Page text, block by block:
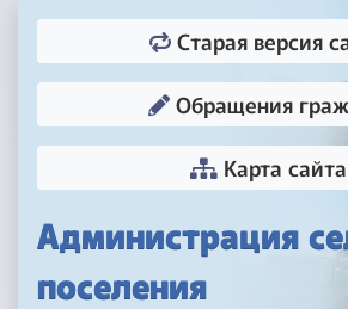
Администрация
поселения
Старая версия
Обращения
Карта сайта